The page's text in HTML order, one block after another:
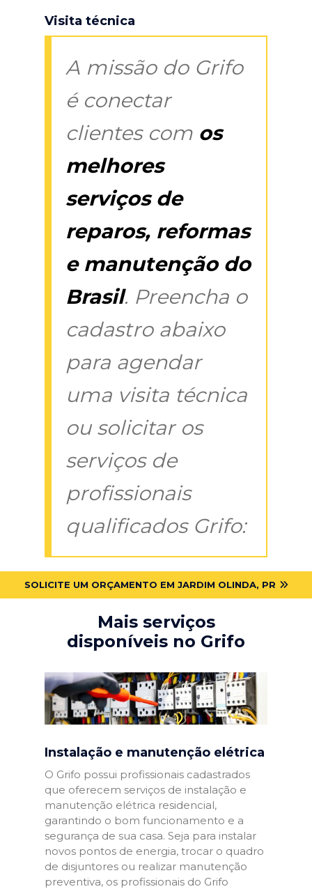
Visita técnica
A missão do Grifo
é conectar
clientes com os
melhores
serviços de
reparos, reformas
e manutenção do
Brasil. Preencha o
cadastro abaixo
para agendar
uma visita técnica
ou solicitar os
serviços de
profissionais
qualificados Grifo:
SOLICITE UM ORÇAMENTO EM JARDIM OLINDA, PR
Mais serviços
disponíveis no Grifo
Instalação e manutenção elétrica
O Grifo possui profissionais cadastrados
que oferecem serviços de instalação e
manutenção elétrica residencial,
garantindo o bom funcionamento e a
segurança de sua casa. Seja para instalar
novos pontos de energia, trocar o quadro
de disjuntores ou realizar manutenção
preventiva, os profissionais do Grifo